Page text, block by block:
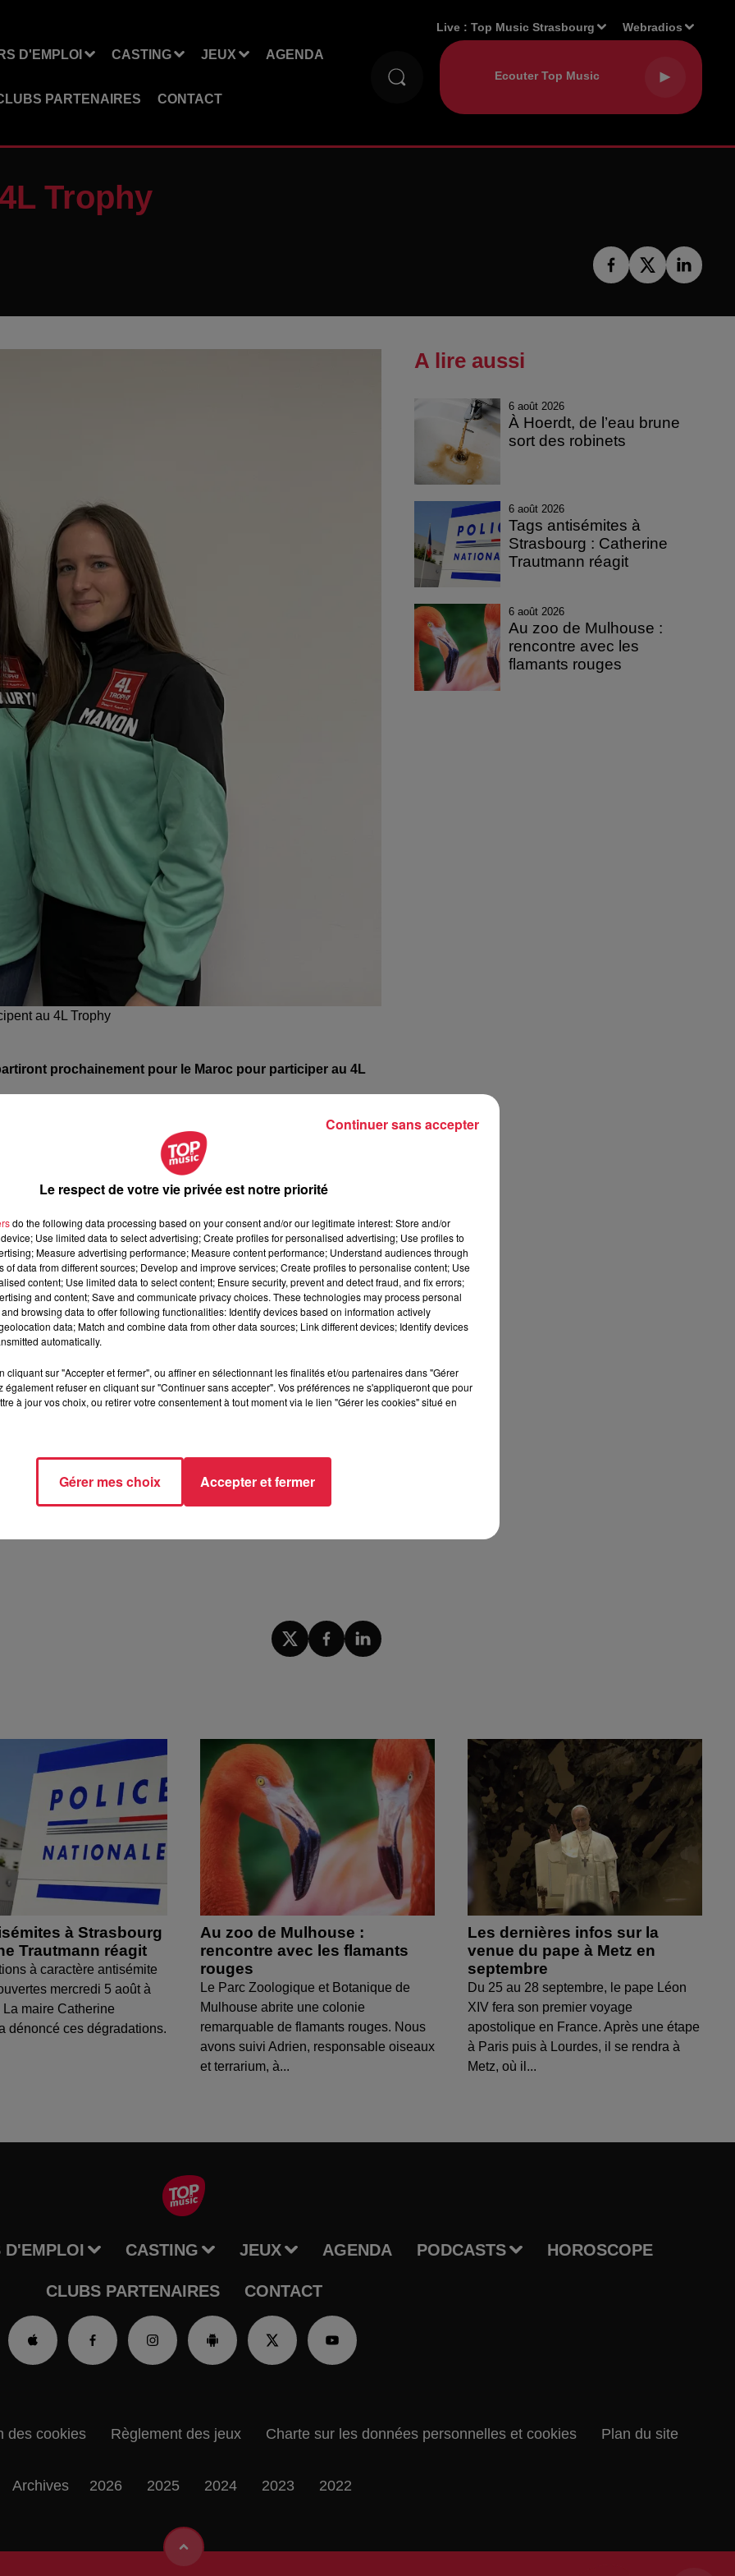
D'EMPLOI CASTING JEUX AGENDA
PARTENAIRES CONTACT
Live :Top Music Strasbourg Webradios
Trophy
au 4L Trophy
prochainement pour le Maroc pour participer au 4L
4L Trophy.
Si vous ne connaissez pas,
sportifs et solidaires d'Europe .
réservée aux jeunes et/ou étudiants
4L. Avoir un bon sens de l'orientation et quelques
l'Espagnejusqu'à Algésiras et prennent le ferry pour le
plusieurs étapes dont certaines autour des dunes de
de mécanique avant le grand départ, on à hâte !"
raid pour parcourir plus de 6 000 Km de Strasbourg à
A bord de leur 4L, nos Alsaciennes ont apporté des
pour les distribuer aux enfants du Maroc.
comme
Family
A lire aussi
6 août 2026
À Hoerdt, de l’eau brune
sort des robinets
6 août 2026
Tags antisémites à
Strasbourg : Catherine
Trautmann réagit
6 août 2026
Au zoo de Mulhouse :
rencontre avec les
flamants rouges
à Strasbourg
Trautmann réagit
à caractère antisémite
mercredi 5 août à
La maire Catherine
dénoncé ces dégradations.
Au zoo de Mulhouse :
rencontre avec les flamants
rouges
Le Parc Zoologique et Botanique de
Mulhouse abrite une colonie
remarquable de flamants rouges. Nous
avons suivi Adrien, responsable oiseaux
et terrarium, à...
Les dernières infos sur la
venue du pape à Metz en
septembre
Du 25 au 28 septembre, le pape Léon
XIV fera son premier voyage
apostolique en France. Après une étape
à Paris puis à Lourdes, il se rendra à
Metz, où il...
D'EMPLOI CASTING JEUX AGENDA PODCASTS HOROSCOPE
CLUBS PARTENAIRES CONTACT
des cookies Règlement des jeux Charte sur les données personnelles et cookies Plan du site
Archives 2026 2025 2024 2023 2022
Le respect de votre vie privée est notre priorité
do the following data processing based on your consent and/or our legitimate interest: Store and/or
Use limited data to select advertising; Create profiles for personalised advertising; Use profiles to
Measure advertising performance; Measure content performance; Understand audiences through
of data from different sources; Develop and improve services; Create profiles to personalise content; Use
content; Use limited data to select content; Ensure security, prevent and detect fraud, and fix errors;
and content; Save and communicate privacy choices. These technologies may process personal
browsing data to offer following functionalities: Identify devices based on information actively
data; Match and combine data from other data sources; Link different devices; Identify devices
automatically.
cliquant sur "Accepter et fermer", ou affiner en sélectionnant les finalités et/ou partenaires dans "Gérer
également refuser en cliquant sur "Continuer sans accepter". Vos préférences ne s'appliqueront que pour
à jour vos choix, ou retirer votre consentement à tout moment via le lien "Gérer les cookies" situé en
Gérer mes choix Accepter et fermer
Continuer sans accepter